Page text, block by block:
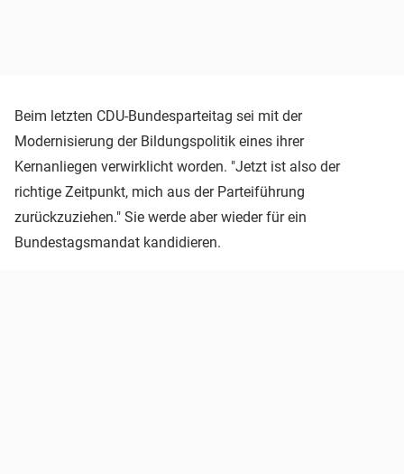
Beim letzten CDU-Bundesparteitag sei mit der
Modernisierung der Bildungspolitik eines ihrer
Kernanliegen verwirklicht worden. "Jetzt ist also der
richtige Zeitpunkt, mich aus der Parteiführung
zurückzuziehen." Sie werde aber wieder für ein
Bundestagsmandat kandidieren.